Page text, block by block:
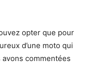
opter que pour
d’une moto qui
commentées